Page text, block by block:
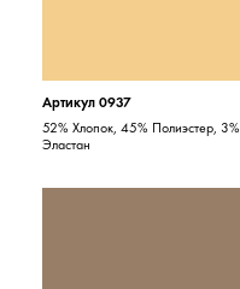
Артикул 0937
52% Хлопок, 45% Полиэстер, 3%
Эластан